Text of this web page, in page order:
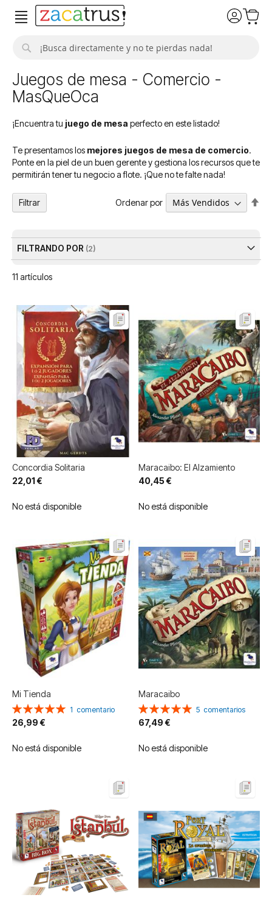
Juegos de mesa - Comercio -
MasQueOca
¡Encuentra tu juego de mesa perfecto en este listado!
Te presentamos los mejores juegos de mesa de comercio.
Ponte en la piel de un buen gerente y gestiona los recursos que te
permitirán tener tu negocio a flote. ¡Que no te falte nada!
11 artículos
Ordenar por
Concordia Solitaria
22,01 €
No está disponible
Maracaibo: El Alzamiento
40,45 €
No está disponible
Mi Tienda
Valoración:
100%
1 comentario
26,99 €
No está disponible
Maracaibo
Valoración:
100%
5 comentarios
67,49 €
No está disponible
Filtrar
FILTRANDO POR